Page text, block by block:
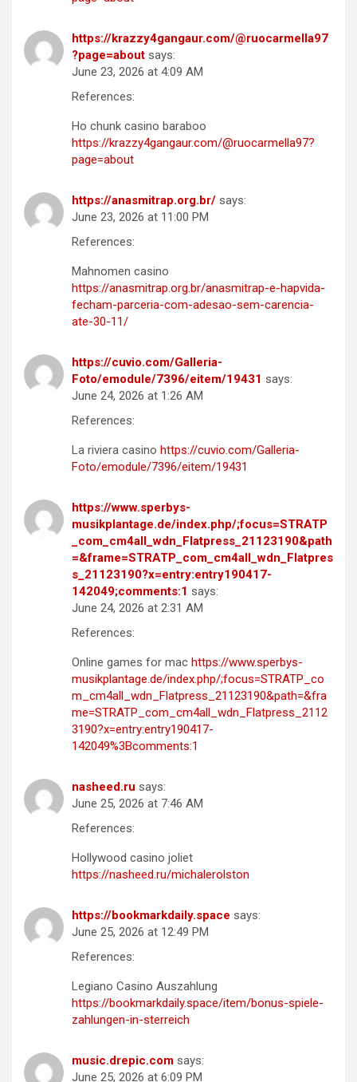
https://krazzy4gangaur.com/@ruocarmella97
?page=about says:
June 23, 2026 at 4:09 AM
References:
Ho chunk casino baraboo
https://krazzy4gangaur.com/@ruocarmella97?
page=about
https://anasmitrap.org.br/ says:
June 23, 2026 at 11:00 PM
References:
Mahnomen casino
https://anasmitrap.org.br/anasmitrap-e-hapvida-
fecham-parceria-com-adesao-sem-carencia-
ate-30-11/
https://cuvio.com/Galleria-
Foto/emodule/7396/eitem/19431 says:
June 24, 2026 at 1:26 AM
References:
La riviera casino https://cuvio.com/Galleria-
Foto/emodule/7396/eitem/19431
https://www.sperbys-
musikplantage.de/index.php/;focus=STRATP
_com_cm4all_wdn_Flatpress_21123190&path
=&frame=STRATP_com_cm4all_wdn_Flatpres
s_21123190?x=entry:entry190417-
142049;comments:1 says:
June 24, 2026 at 2:31 AM
References:
Online games for mac https://www.sperbys-
musikplantage.de/index.php/;focus=STRATP_co
m_cm4all_wdn_Flatpress_21123190&path=&fra
me=STRATP_com_cm4all_wdn_Flatpress_2112
3190?x=entry:entry190417-
142049%3Bcomments:1
nasheed.ru says:
June 25, 2026 at 7:46 AM
References:
Hollywood casino joliet
https://nasheed.ru/michalerolston
https://bookmarkdaily.space says:
June 25, 2026 at 12:49 PM
References:
Legiano Casino Auszahlung
https://bookmarkdaily.space/item/bonus-spiele-
zahlungen-in-sterreich
music.drepic.com says:
June 25, 2026 at 6:09 PM